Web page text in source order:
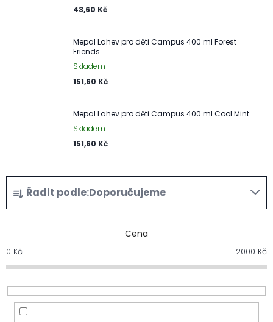
43,60 Kč
Mepal Lahev pro děti Campus 400 ml Forest
Friends
Skladem
151,60 Kč
Mepal Lahev pro děti Campus 400 ml Cool Mint
Skladem
151,60 Kč
Ř
a
e
n
Řadit podle:Doporučujeme
Cena
0 Kč 2000 Kč